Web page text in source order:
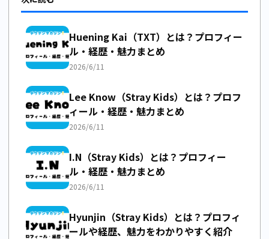
Huening Kai（TXT）とは？プロフィー
ル・経歴・魅力まとめ
2026/6/11
Lee Know（Stray Kids）とは？プロフ
ィール・経歴・魅力まとめ
2026/6/11
I.N（Stray Kids）とは？プロフィー
ル・経歴・魅力まとめ
2026/6/11
Hyunjin（Stray Kids）とは？プロフィ
ールや経歴、魅力をわかりやすく紹介